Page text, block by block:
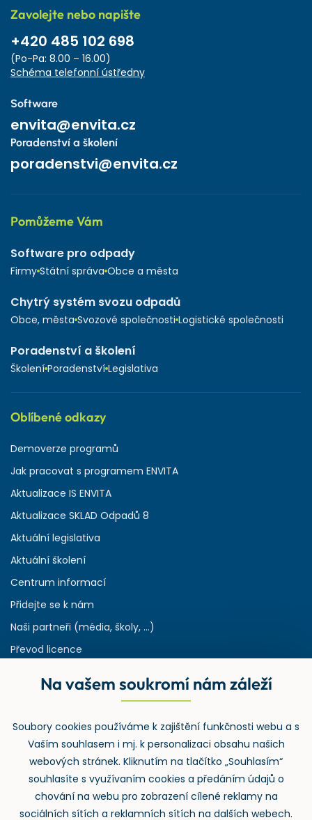
Zavolejte nebo napište
+420 485 102 698
(Po-Pa: 8.00 – 16.00)
Schéma telefonní ústředny
Software
envita@envita.cz
Poradenství a školení
poradenstvi@envita.cz
Pomůžeme Vám
Software pro odpady
Firmy Státní správa Obce a města
Chytrý systém svozu odpadů
Obce, města Svozové společnosti Logistické společnosti
Poradenství a školení
Školení Poradenství Legislativa
Oblíbené odkazy
Demoverze programů
Jak pracovat s programem ENVITA
Aktualizace IS ENVITA
Aktualizace SKLAD Odpadů 8
Aktuální legislativa
Aktuální školení
Centrum informací
Přidejte se k nám
Naši partneři (média, školy, ...)
Převod licence
Rejstřík používaných zkratek v odpadech
Zpětný odběr
Na vašem soukromí nám záleží
Soubory cookies používáme k zajištění funkčnosti webu a s
Vaším souhlasem i mj. k personalizaci obsahu našich
webových stránek. Kliknutím na tlačítko „Souhlasím“
souhlasíte s využívaním cookies a předáním údajů o
chování na webu pro zobrazení cílené reklamy na
sociálních sítích a reklamních sítích na dalších webech.